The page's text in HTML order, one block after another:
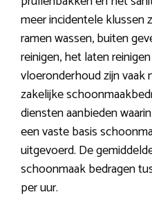
meer incidentele klussen
ramen wassen, buiten
reinigen, het laten
vloeronderhoud zijn vaak
zakelijke
diensten aanbieden
een vaste basis
uitgevoerd. De
schoonmaak bedragen
per uur.